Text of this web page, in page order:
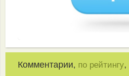
Комментарии, по рейтингу,